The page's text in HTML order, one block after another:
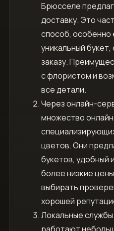
Брюсселе
доставку. Это
способ, особенно
уникальный
заказу.
с флористом и
все детали.
Через онлайн-
множество
цветов. Они
букетов, удобный
более низкие
выбирать
хорошей
Локальные